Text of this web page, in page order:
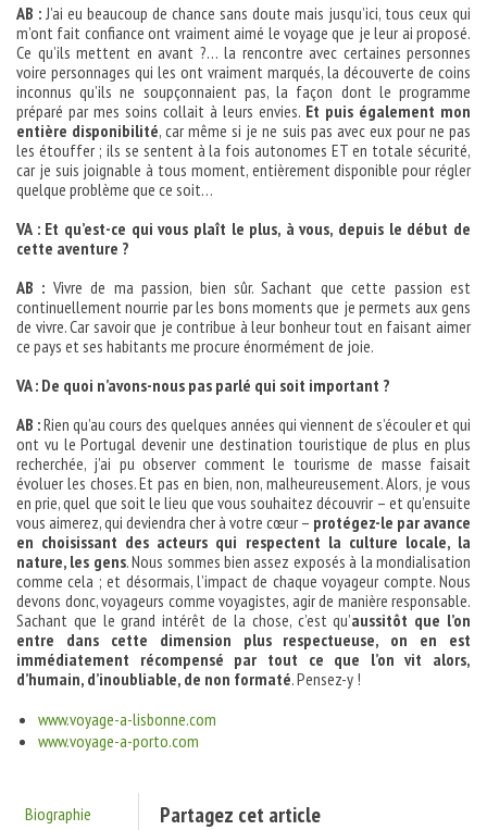
AB : J’ai eu beaucoup de chance sans doute mais jusqu’ici, tous ceux qui
m’ont fait confiance ont vraiment aimé le voyage que je leur ai proposé.
Ce qu’ils mettent en avant ?… la rencontre avec certaines personnes
voire personnages qui les ont vraiment marqués, la découverte de coins
inconnus qu’ils ne soupçonnaient pas, la façon dont le programme
préparé par mes soins collait à leurs envies. Et puis également mon
entière disponibilité, car même si je ne suis pas avec eux pour ne pas
les étouffer ; ils se sentent à la fois autonomes ET en totale sécurité,
car je suis joignable à tous moment, entièrement disponible pour régler
quelque problème que ce soit…
VA : Et qu’est-ce qui vous plaît le plus, à vous, depuis le début de
cette aventure ?
AB : Vivre de ma passion, bien sûr. Sachant que cette passion est
continuellement nourrie par les bons moments que je permets aux gens
de vivre. Car savoir que je contribue à leur bonheur tout en faisant aimer
ce pays et ses habitants me procure énormément de joie.
VA : De quoi n’avons-nous pas parlé qui soit important ?
AB :Rien qu’au cours des quelques années qui viennent de s’écouler et qui
ont vu le Portugal devenir une destination touristique de plus en plus
recherchée, j’ai pu observer comment le tourisme de masse faisait
évoluer les choses. Et pas en bien, non, malheureusement. Alors, je vous
en prie, quel que soit le lieu que vous souhaitez découvrir – et qu’ensuite
vous aimerez, qui deviendra cher à votre cœur – protégez-le par avance
en choisissant des acteurs qui respectent la culture locale, la
nature, les gens. Nous sommes bien assez exposés à la mondialisation
comme cela ; et désormais, l’impact de chaque voyageur compte. Nous
devons donc, voyageurs comme voyagistes, agir de manière responsable.
Sachant que le grand intérêt de la chose, c’est qu’aussitôt que l’on
entre dans cette dimension plus respectueuse, on en est
immédiatement récompensé par tout ce que l’on vit alors,
d’humain, d’inoubliable, de non formaté. Pensez-y !
www.voyage-a-lisbonne.com
www.voyage-a-porto.com
Biographie
Partagez cet article